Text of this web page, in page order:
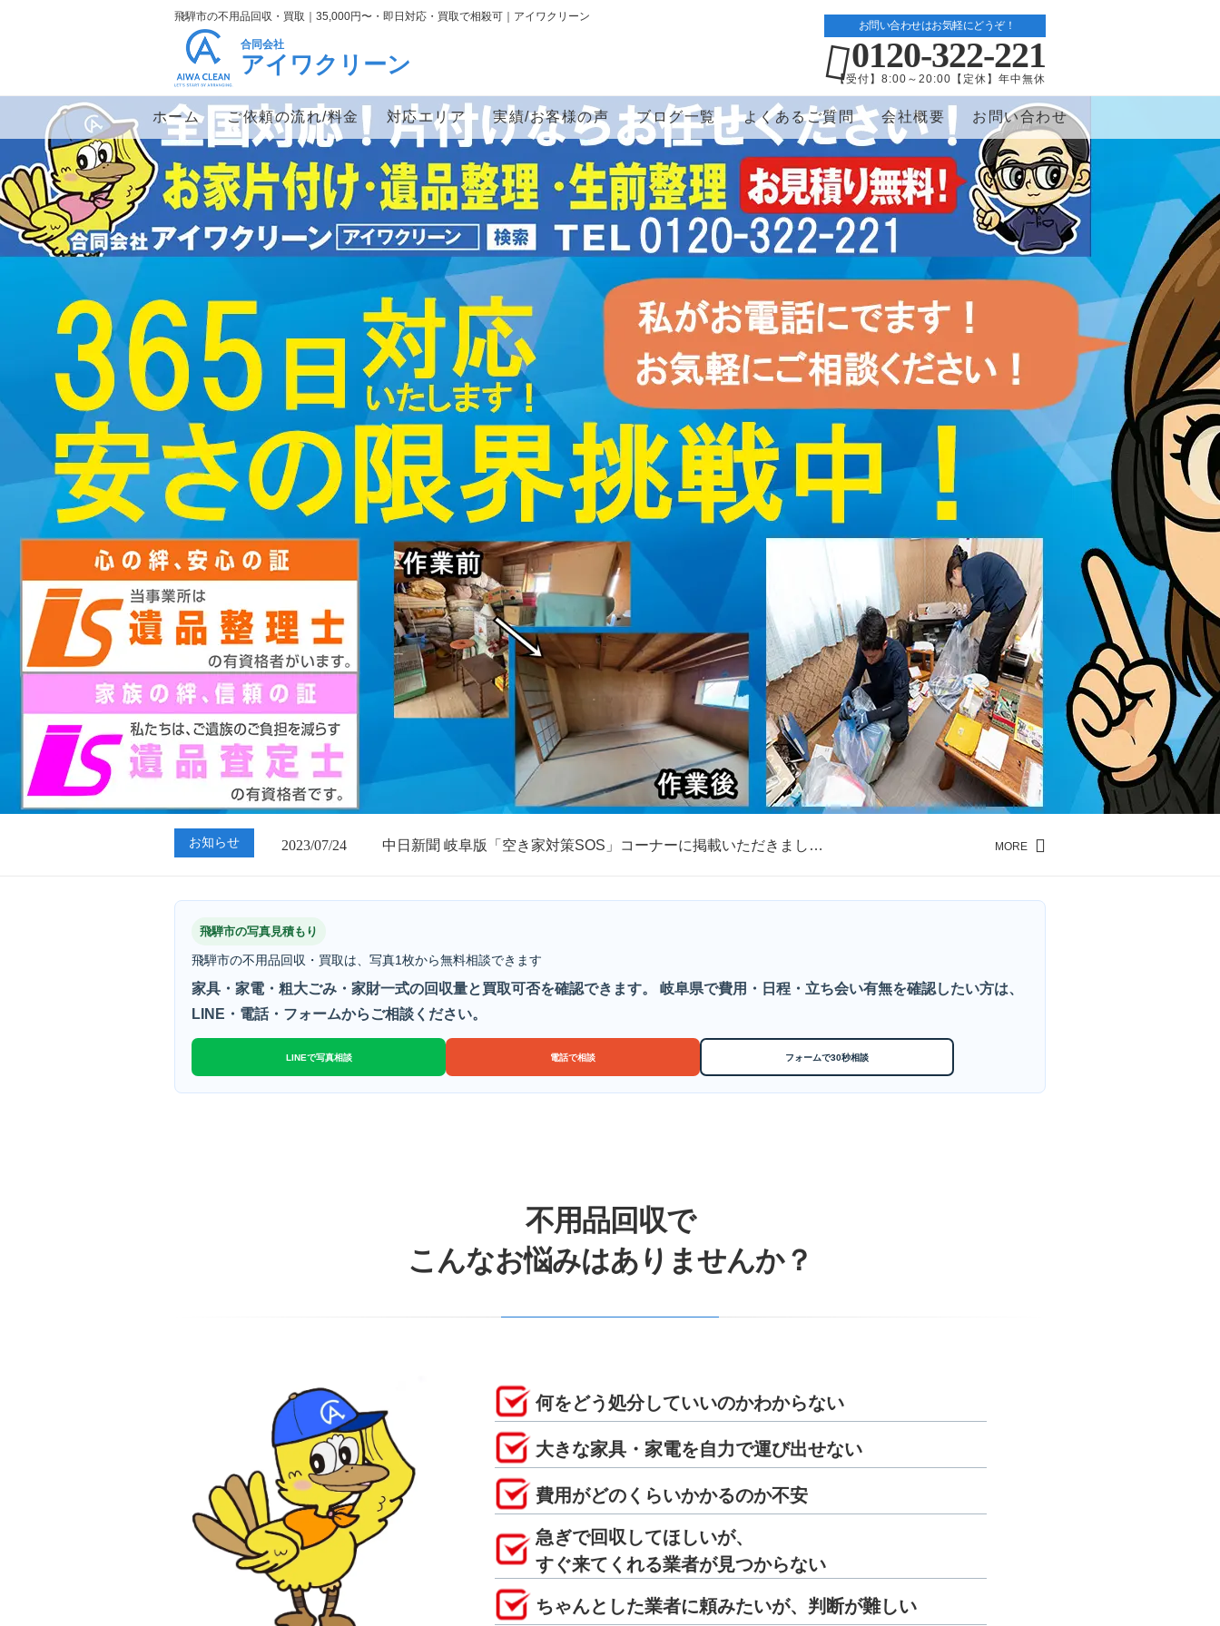
飛騨市の不用品回収・買取｜35,000円〜・即日対応・買取で相殺可｜アイワクリーン
合同会社
アイワクリーン
お問い合わせはお気軽にどうぞ！
0120-322-221
【受付】8:00～20:00【定休】年中無休
ホーム ご依頼の流れ/料金 対応エリア 実績/お客様の声 ブログ一覧 よくあるご質問 会社概要 お問い合わせ
お知らせ
2023/01/12
買取・片付けのアイワクリーン
2023/07/24
中日新聞 岐阜版「空き家対策SOS」コーナーに掲載いただきまし…
2023/01/12
買取・片付けのアイワクリーン
MORE
飛騨市の写真見積もり
飛騨市の不用品回収・買取は、写真1枚から無料相談できます
家具・家電・粗大ごみ・家財一式の回収量と買取可否を確認できます。 岐阜県で費用・日程・立ち会い有無を確認したい方は、
LINE・電話・フォームからご相談ください。
LINEで写真相談 電話で相談 フォームで30秒相談
不用品回収で
こんなお悩みはありませんか？
何をどう処分していいのかわからない
大きな家具・家電を自力で運び出せない
費用がどのくらいかかるのか不安
急ぎで回収してほしいが、
すぐ来てくれる業者が見つからない
ちゃんとした業者に頼みたいが、判断が難しい